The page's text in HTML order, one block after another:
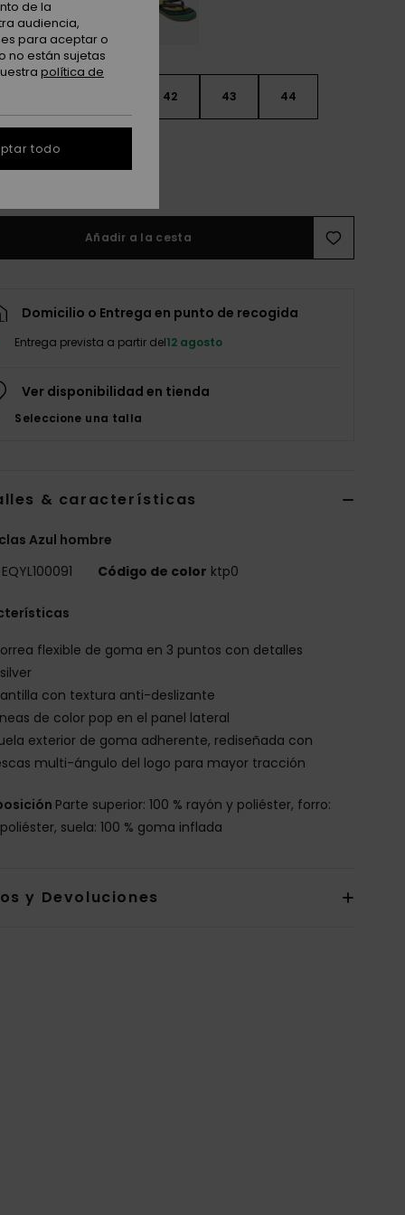
42 43 44
46
Añadir a la cesta
Domicilio o Entrega en punto de recogida
Entrega prevista a partir del12 agosto
Ver disponibilidad en tienda
Seleccione una talla
& características
Azul hombre
EQYL100091 Código de color ktp0
flexible de goma en 3 puntos con detalles
con textura anti-deslizante
de color pop en el panel lateral
exterior de goma adherente, rediseñada con
multi-ángulo del logo para mayor tracción
Parte superior: 100 % rayón y poliéster, forro:
poliéster, suela: 100 % goma inflada
y Devoluciones
de la
audiencia,
para aceptar o
no están sujetas
política de
todo